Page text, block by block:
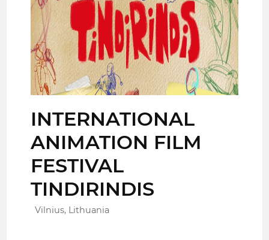
INTERNATIONAL
ANIMATION FILM
FESTIVAL
TINDIRINDIS
Vilnius, Lithuania